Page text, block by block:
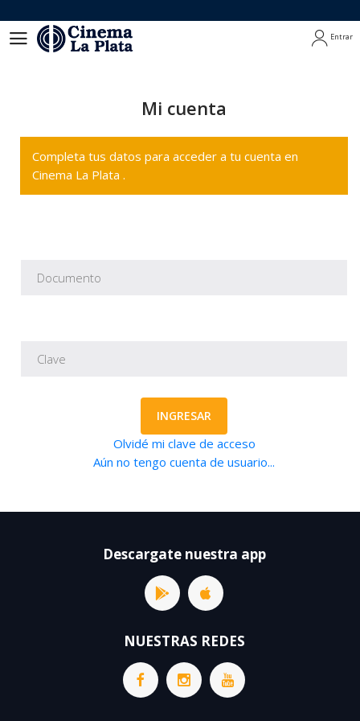
Entrar
Mi cuenta
Completa tus datos para acceder a tu cuenta en
Cinema La Plata .
INGRESAR
Olvidé mi clave de acceso
Aún no tengo cuenta de usuario...
Descargate nuestra app
NUESTRAS REDES